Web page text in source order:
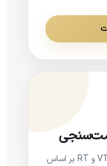
اجرای یا مدیریت خدمات VT، PT، MT، UT و RT بر اساس